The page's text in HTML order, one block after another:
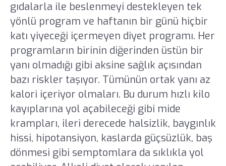
gıdalarla ile beslenmeyi destekleyen tek
yönlü program ve haftanın bir günü hiçbir
katı yiyeceği içermeyen diyet programı. Her
programların birinin diğerinden üstün bir
yanı olmadığı gibi aksine sağlık açısından
bazı riskler taşıyor. Tümünün ortak yanı az
kalori içeriyor olmaları. Bu durum hızlı kilo
kayıplarına yol açabileceği gibi mide
krampları, ileri derecede halsizlik, baygınlık
hissi, hipotansiyon, kaslarda güçsüzlük, baş
dönmesi gibi semptomlara da sıklıkla yol